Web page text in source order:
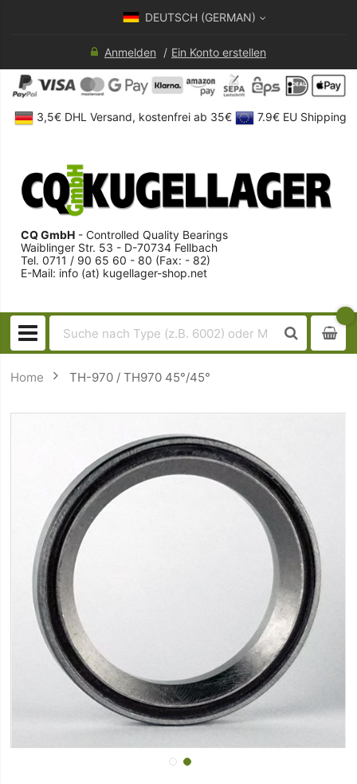
DEUTSCH (GERMAN)
Anmelden Ein Konto erstellen
3,5€ DHL Versand, kostenfrei ab 35€ 7.9€ EU Shipping
CQ GmbH - Controlled Quality Bearings
Waiblinger Str. 53 - D-70734 Fellbach
Tel. 0711 / 90 65 60 - 80 (Fax: - 82)
E-Mail: info (at) kugellager-shop.net
Home TH-970 / TH970 45°/45°